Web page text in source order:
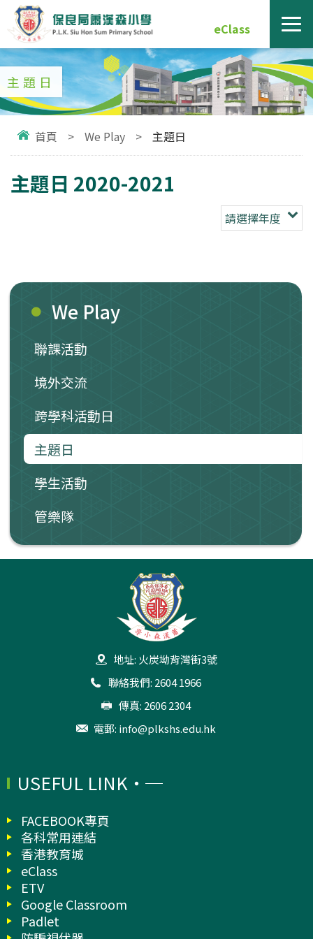
eClass
主題日
首頁 > We Play > 主題日
主題日 2020-2021
請選擇年度
We Play
聯課活動
境外交流
跨學科活動日
主題日
學生活動
管樂隊
地址: 火炭坳背灣街3號
聯絡我們: 2604 1966
傳真: 2606 2304
電郵: info@plkshs.edu.hk
USEFUL LINK
FACEBOOK專頁
各科常用連結
香港教育城
eClass
ETV
Google Classroom
Padlet